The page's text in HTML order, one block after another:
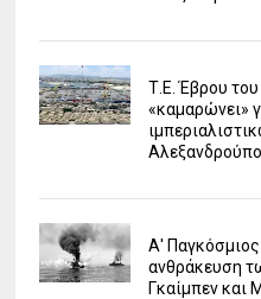
Τ.Ε. Έβρου
«καμαρώνει»
Α'
ανθράκευση
Γκαίμπεν και